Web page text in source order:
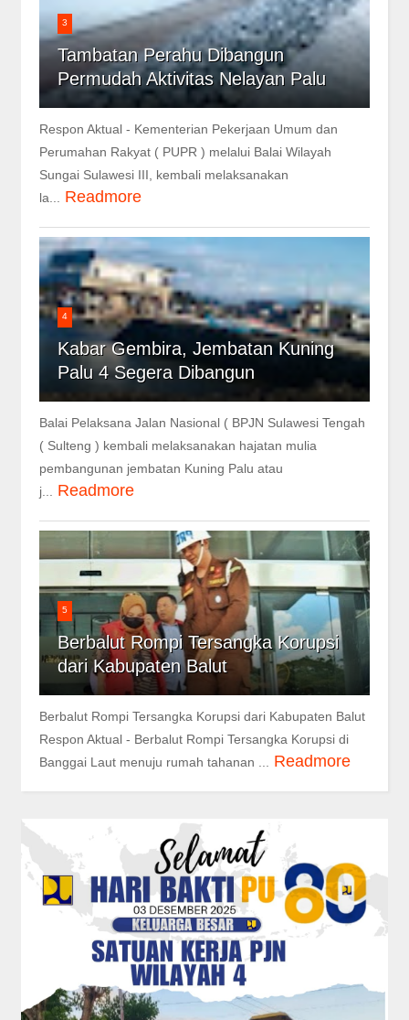
3
Tambatan Perahu Dibangun
Permudah Aktivitas Nelayan Palu
Respon Aktual - Kementerian Pekerjaan Umum dan
Perumahan Rakyat ( PUPR ) melalui Balai Wilayah
Sungai Sulawesi III, kembali melaksanakan
la...
Readmore
4
Kabar Gembira, Jembatan Kuning
Palu 4 Segera Dibangun
Balai Pelaksana Jalan Nasional ( BPJN Sulawesi Tengah
( Sulteng ) kembali melaksanakan hajatan mulia
pembangunan jembatan Kuning Palu atau
j...
Readmore
5
Berbalut Rompi Tersangka Korupsi
dari Kabupaten Balut
Berbalut Rompi Tersangka Korupsi dari Kabupaten Balut
Respon Aktual - Berbalut Rompi Tersangka Korupsi di
Banggai Laut menuju rumah tahanan ...
Readmore